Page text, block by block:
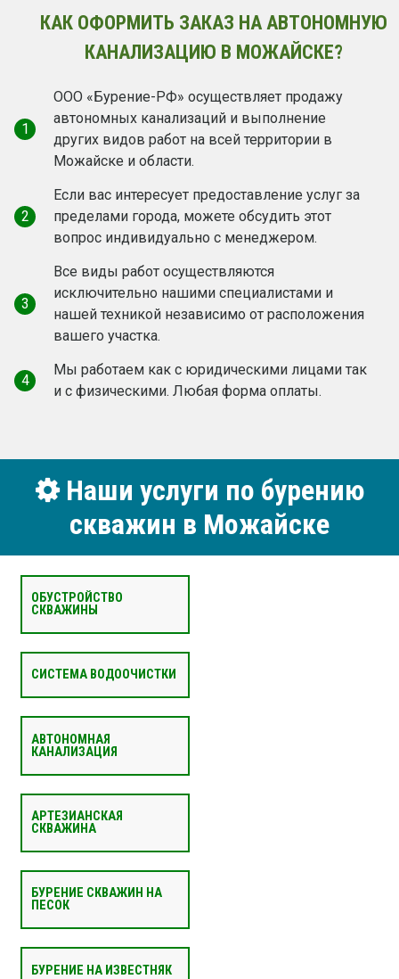
КАК ОФОРМИТЬ ЗАКАЗ НА АВТОНОМНУЮ
КАНАЛИЗАЦИЮ В МОЖАЙСКЕ?
1
ООО «Бурение-РФ» осуществляет продажу
автономных канализаций и выполнение
других видов работ на всей территории в
Можайске и области.
2
Если вас интересует предоставление услуг за
пределами города, можете обсудить этот
вопрос индивидуально с менеджером.
3
Все виды работ осуществляются
исключительно нашими специалистами и
нашей техникой независимо от расположения
вашего участка.
4
Мы работаем как c юридическими лицами так
и с физическими. Любая форма оплаты.
Наши услуги по бурению
скважин в Можайске
ОБУСТРОЙСТВО
СКВАЖИНЫ
СИСТЕМА ВОДООЧИСТКИ
АВТОНОМНАЯ
КАНАЛИЗАЦИЯ
АРТЕЗИАНСКАЯ
СКВАЖИНА
БУРЕНИЕ СКВАЖИН НА
ПЕСОК
БУРЕНИЕ НА ИЗВЕСТНЯК